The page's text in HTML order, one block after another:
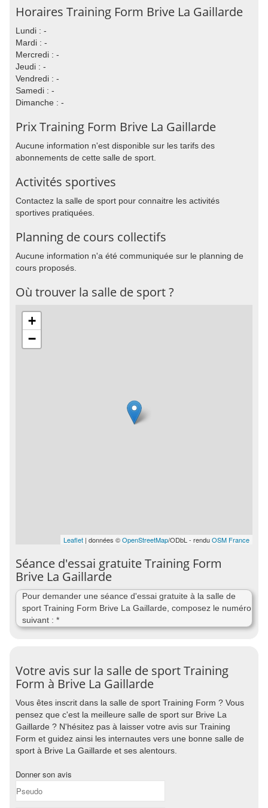
Horaires Training Form Brive La Gaillarde
Lundi : -
Mardi : -
Mercredi : -
Jeudi : -
Vendredi : -
Samedi : -
Dimanche : -
Prix Training Form Brive La Gaillarde
Aucune information n'est disponible sur les tarifs des
abonnements de cette salle de sport.
Activités sportives
Contactez la salle de sport pour connaitre les activités
sportives pratiquées.
Planning de cours collectifs
Aucune information n'a été communiquée sur le planning de
cours proposés.
Où trouver la salle de sport ?
+
−
Leaflet | données ©OpenStreetMap/ODbL - renduOSM France
Séance d'essai gratuite Training Form
Brive La Gaillarde
Pour demander une séance d'essai gratuite à la salle de
sport Training Form Brive La Gaillarde, composez le numéro
suivant : *
Votre avis sur la salle de sport Training
Form à Brive La Gaillarde
Vous êtes inscrit dans la salle de sport Training Form ? Vous
pensez que c'est la meilleure salle de sport sur Brive La
Gaillarde ? N'hésitez pas à laisser votre avis sur Training
Form et guidez ainsi les internautes vers une bonne salle de
sport à Brive La Gaillarde et ses alentours.
Donner son avis